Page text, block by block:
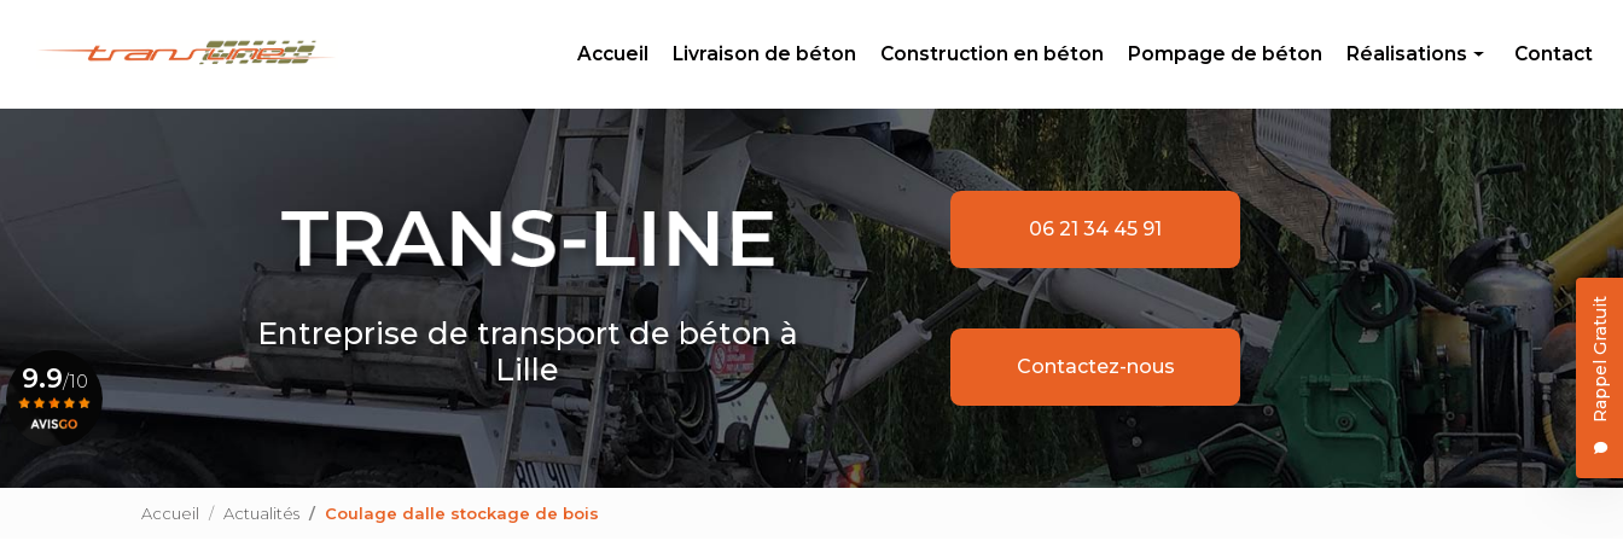
Rappel Gratuit
Accueil
Livraison de béton Construction en béton Pompage de béton Réalisations
Livraison de béton
Création en béton
Pompage de béton
Contact
Entreprise de transport de béton à
Lille
06 21 34 45 91
Contactez-nous
9.9/10
Voir le certificat
Accueil Actualités Coulage dalle stockage de bois